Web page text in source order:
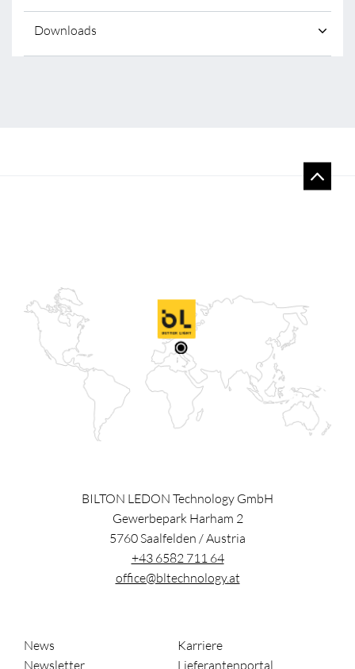
Downloads
BILTON LEDON Technology GmbH
Gewerbepark Harham 2
5760Saalfelden /Austria
+43 6582 711 64
office@bltechnology.at
News
Karriere
Newsletter
Lieferantenportal